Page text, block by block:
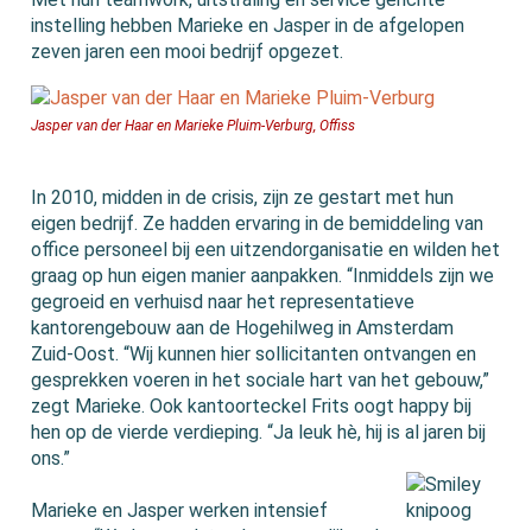
instelling hebben Marieke en Jasper in de afgelopen
zeven jaren een mooi bedrijf opgezet.
Jasper van der Haar en Marieke Pluim-Verburg, Offiss
In 2010, midden in de crisis, zijn ze gestart met hun
eigen bedrijf. Ze hadden ervaring in de bemiddeling van
office personeel bij een uitzendorganisatie en wilden het
graag op hun eigen manier aanpakken. “Inmiddels zijn we
gegroeid en verhuisd naar het representatieve
kantorengebouw aan de Hogehilweg in Amsterdam
Zuid-Oost. “Wij kunnen hier sollicitanten ontvangen en
gesprekken voeren in het sociale hart van het gebouw,”
zegt Marieke. Ook kantoorteckel Frits oogt happy bij
hen op de vierde verdieping. “Ja leuk hè, hij is al jaren bij
ons.”
Marieke en Jasper werken intensief